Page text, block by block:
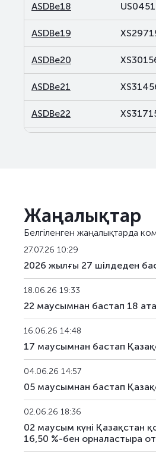
ASDBe18
ASDBe19
ASDBe20
ASDBe21
ASDBe22
Жаңалықтар
Белгіленген жаңалықтарда
27.07.26 10:29
2026 жылғы 27 шілдеден
18.06.26 19:33
22 маусымнан бастап 18
16.06.26 14:48
17 маусымнан бастап
04.06.26 14:57
05 маусымнан бастап
02.06.26 18:36
02 маусым күні Қазақстан
16,50 %-бен орналастыра